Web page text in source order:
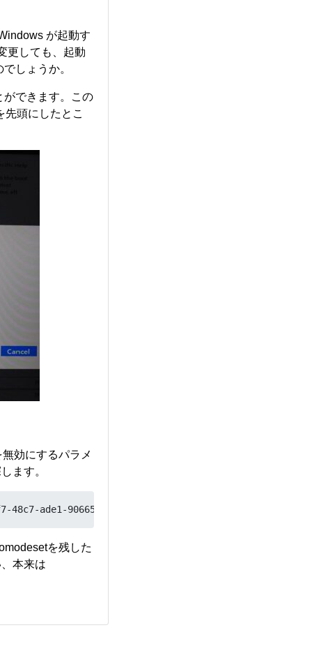
が起動す
更しても、起動
しょうか。
ができます。この
頭にしたとこ
効にするパラメ
ます。
48c7-ade1-906659977d4d ide=nodma apm=off
を残した
本来は
に取り込まれ